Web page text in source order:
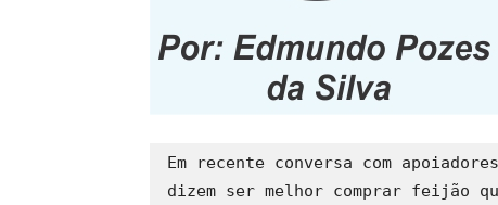
Em recente conversa com
dizem ser melhor comprar feijão